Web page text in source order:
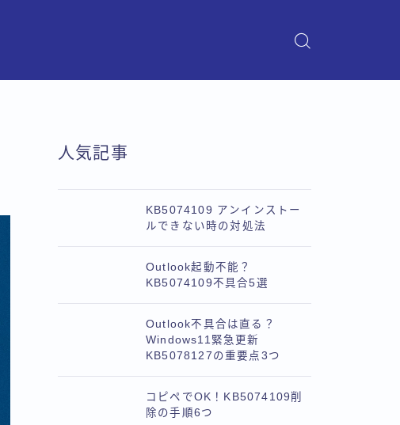
人気記事
KB5074109 アンインストー
ルできない時の対処法
Outlook起動不能？
KB5074109不具合5選
Outlook不具合は直る？
Windows11緊急更新
KB5078127の重要点3つ
コピペでOK！KB5074109削
除の手順6つ